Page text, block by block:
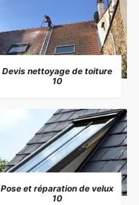
Devis nettoyage de toiture
10
Pose et réparation de velux
10